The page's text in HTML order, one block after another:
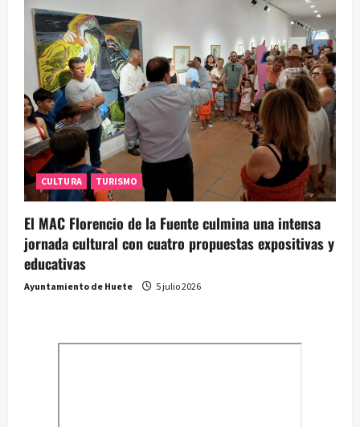
CULTURA TURISMO
El MAC Florencio de la Fuente culmina una intensa
jornada cultural con cuatro propuestas expositivas y
educativas
Ayuntamiento de Huete 5 julio 2026